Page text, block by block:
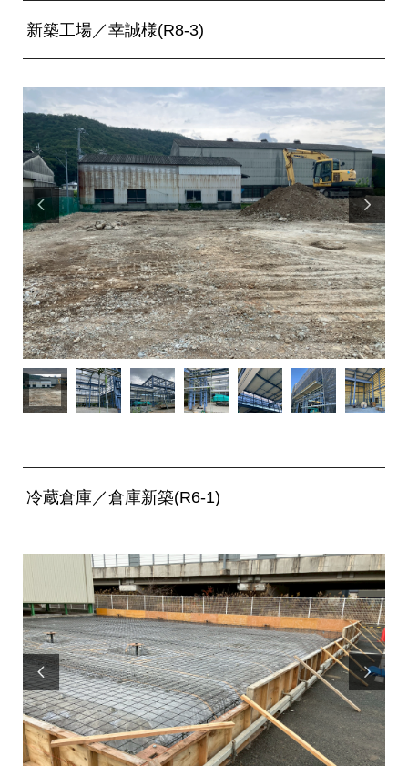
新築工場／幸誠様(R8‐3)
 
冷蔵倉庫／倉庫新築(R6-1)
 